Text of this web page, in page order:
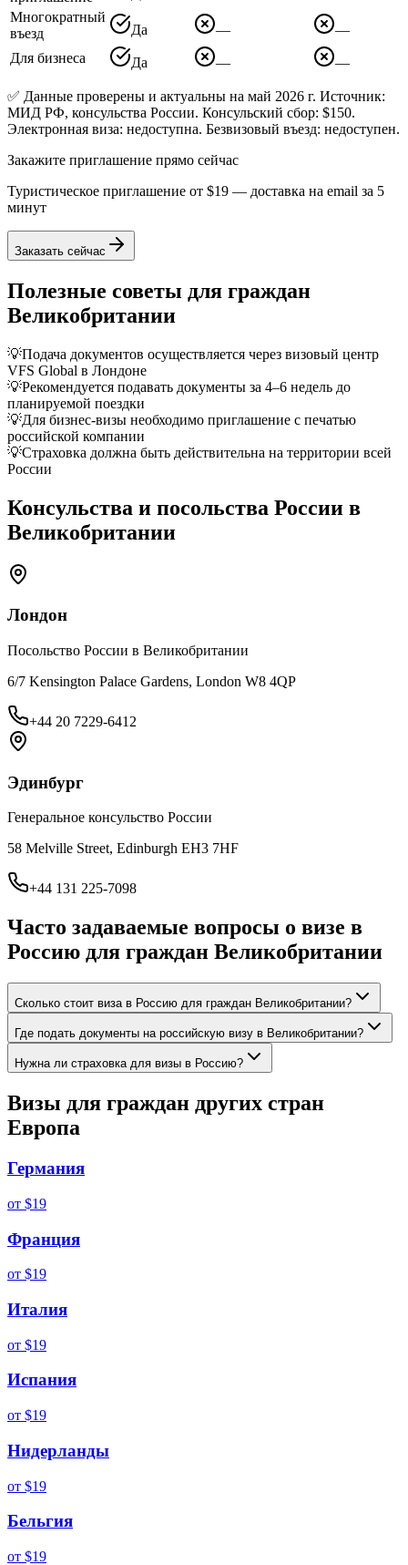
Многократный
въезд
Да —
—
Для бизнеса
Да — —
✅ Данные проверены и актуальны на май 2026 г. Источник:
МИД РФ, консульства России. Консульский сбор: $150.
Электронная виза: недоступна. Безвизовый въезд: недоступен.
Закажите приглашение прямо сейчас
Туристическое приглашение от $19 — доставка на email за 5
минут
Заказать сейчас
Полезные советы для граждан
Великобритании
💡Подача документов осуществляется через визовый центр
VFS Global в Лондоне
💡Рекомендуется подавать документы за 4–6 недель до
планируемой поездки
💡Для бизнес-визы необходимо приглашение с печатью
российской компании
💡Страховка должна быть действительна на территории всей
России
Консульства и посольства России в
Великобритании
Лондон
Посольство России в Великобритании
6/7 Kensington Palace Gardens, London W8 4QP
+44 20 7229-6412
Эдинбург
Генеральное консульство России
58 Melville Street, Edinburgh EH3 7HF
+44 131 225-7098
Часто задаваемые вопросы о визе в
Россию для граждан Великобритании
Сколько стоит виза в Россию для граждан Великобритании?
Где подать документы на российскую визу в Великобритании?
Нужна ли страховка для визы в Россию?
Визы для граждан других стран
Европа
Германия
от $19
Франция
от $19
Италия
от $19
Испания
от $19
Нидерланды
от $19
Бельгия
от $19